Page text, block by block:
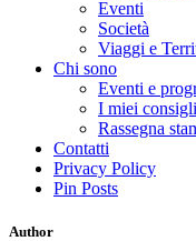
Eventi
Società
Viaggi e
Chi sono
Eventi e
I miei
Rassegna
Contatti
Privacy Policy
Pin Posts
Author